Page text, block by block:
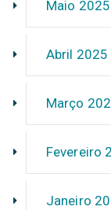
Maio 2025
Abril 2025
Março
Fevereiro
Janeiro